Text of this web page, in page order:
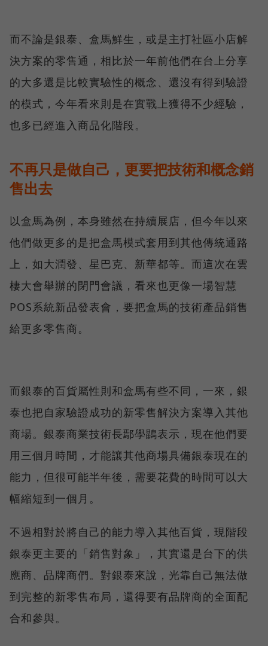
而不論是銀泰、盒馬鮮生，或是主打社區小店解
決方案的零售通，相比於一年前他們在台上分享
的大多還是比較實驗性的概念、還沒有得到驗證
的模式，今年看來則是在實戰上獲得不少經驗，
也多已經進入商品化階段。
不再只是做自己，更要把技術和概念銷
售出去
以盒馬為例，本身雖然在持續展店，但今年以來
他們做更多的是把盒馬模式套用到其他傳統通路
上，如大潤發、星巴克、新華都等。而這次在雲
棲大會舉辦的閉門會議，看來也更像一場智慧
POS系統新品發表會，要把盒馬的技術產品銷售
給更多零售商。
而銀泰的百貨屬性則和盒馬有些不同，一來，銀
泰也把自家驗證成功的新零售解決方案導入其他
商場。銀泰商業技術長鄢學鵾表示，現在他們要
用三個月時間，才能讓其他商場具備銀泰現在的
能力，但很可能半年後，需要花費的時間可以大
幅縮短到一個月。
不過相對於將自己的能力導入其他百貨，現階段
銀泰更主要的「銷售對象」，其實還是台下的供
應商、品牌商們。對銀泰來說，光靠自己無法做
到完整的新零售布局，還得要有品牌商的全面配
合和參與。